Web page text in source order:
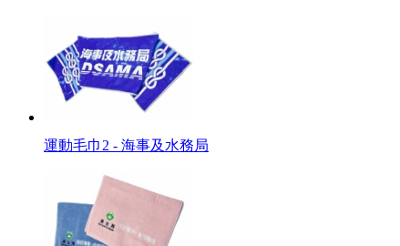
運動毛巾2 - 海事及水務局